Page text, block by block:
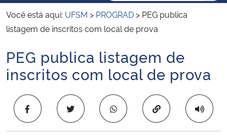
Ministério das Relações Exteriores
Ministério da Infraestrutura
Ministério da Educação
Você está aqui: UFSM > PROGRAD > PEG publica
listagem de inscritos com local de prova
Início do conteúdo
PEG publica listagem de
inscritos com local de prova
Copiar para área